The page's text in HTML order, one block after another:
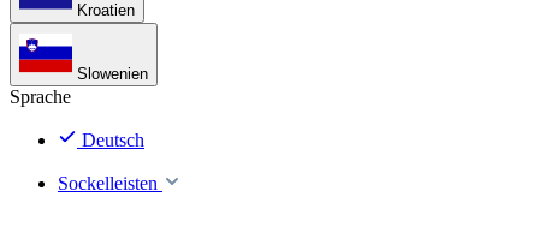
Kroatien
Slowenien
Sprache
Deutsch
Sockelleisten